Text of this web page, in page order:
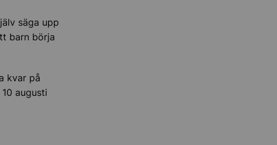
säga upp
barn börja
kvar på
augusti